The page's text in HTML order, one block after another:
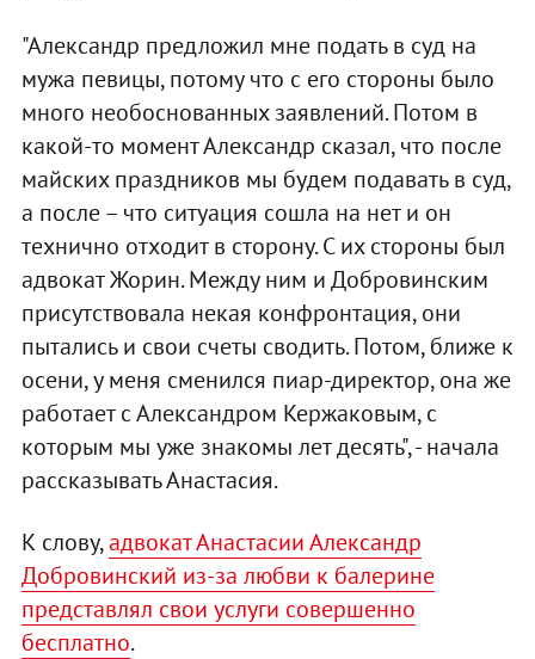
"Александр предложил мне подать в суд на
мужа певицы, потому что с его стороны было
много необоснованных заявлений. Потом в
какой-то момент Александр сказал, что после
майских праздников мы будем подавать в суд,
а после – что ситуация сошла на нет и он
технично отходит в сторону. С их стороны был
адвокат Жорин. Между ним и Добровинским
присутствовала некая конфронтация, они
пытались и свои счеты сводить. Потом, ближе к
осени, у меня сменился пиар-директор, она же
работает с Александром Кержаковым, с
которым мы уже знакомы лет десять", - начала
рассказывать Анастасия.
К слову,адвокат Анастасии Александр
Добровинский из-за любви к балерине
представлял свои услуги совершенно
бесплатно.